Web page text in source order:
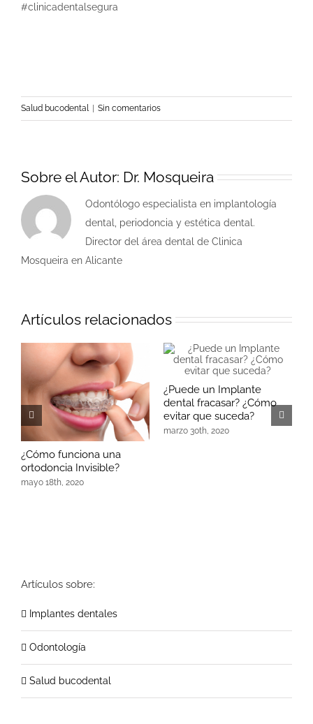
#clinicadentalsegura
Salud bucodental | Sin comentarios
Sobre el Autor: Dr. Mosqueira
Odontólogo especialista en implantología
dental, periodoncia y estética dental.
Director del área dental de Clinica
Mosqueira en Alicante
Artículos relacionados
¿Cómo funciona una
ortodoncia Invisible?
mayo 18th, 2020
¿Puede un Implante
dental fracasar? ¿Cómo
evitar que suceda?
marzo 30th, 2020
Artículos sobre:
Implantes dentales
Odontología
Salud bucodental